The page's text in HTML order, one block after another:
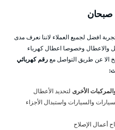
صبحان
افضل لجميع العملاء لاننا نعرف مدى
والاعطال وخصوصا اعطال كهرباء
الا عن طريق التواصل معرقم كهربائي
الأخرى لتحديد الأعطال
والسيارات واستبدال الأجزاء
أعمال الإصلاح